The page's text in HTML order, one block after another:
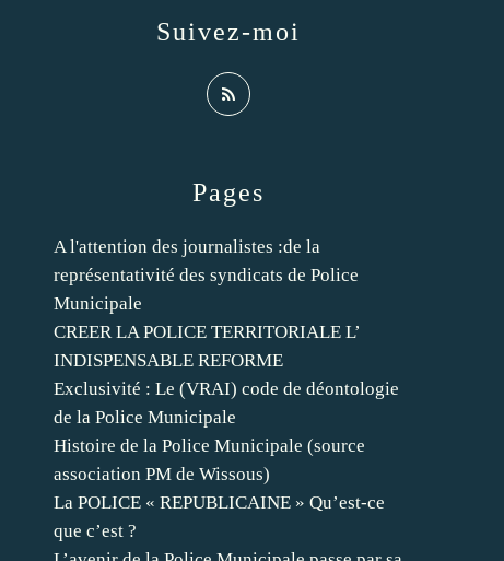
Pages
A l'attention des journalistes :de la
représentativité des syndicats de Police
Municipale
CREER LA POLICE TERRITORIALE L’
INDISPENSABLE REFORME
Exclusivité : Le (VRAI) code de déontologie
de la Police Municipale
Histoire de la Police Municipale (source
association PM de Wissous)
La POLICE « REPUBLICAINE » Qu’est-ce
que c’est ?
Suivez-moi